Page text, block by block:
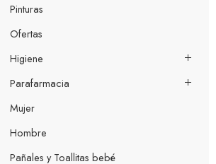
Pinturas
Ofertas
Higiene
Parafarmacia
Mujer
Hombre
Pañales y Toallitas bebé